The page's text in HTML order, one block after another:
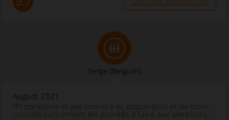
Serge (Belgium)
August 2021
“Propriétaire et personnel très disponibles et de bons
conseils concernant les activités à faire aux alentours.”